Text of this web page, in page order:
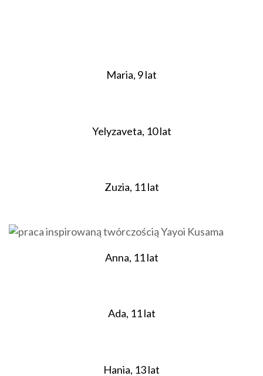
Maria, 9 lat
Yelyzaveta, 10 lat
Zuzia, 11 lat
Anna, 11 lat
Ada, 11 lat
Hania, 13 lat